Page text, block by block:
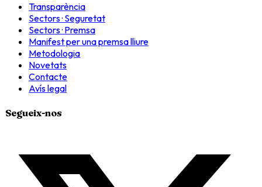
Transparència
Sectors · Seguretat
Sectors · Premsa
Manifest per una premsa lliure
Metodologia
Novetats
Contacte
Avís legal
Segueix-nos